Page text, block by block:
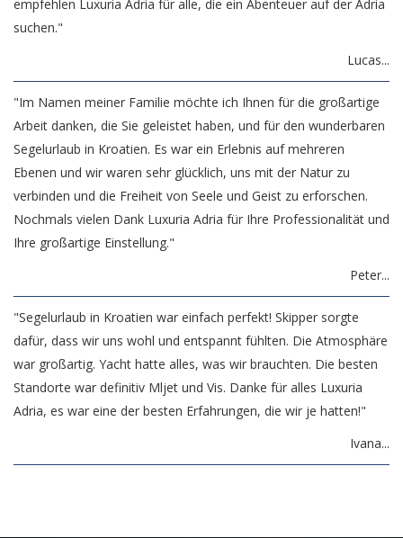
empfehlen Luxuria Adria für alle, die ein Abenteuer auf der Adria
suchen."
Lucas...
"Im Namen meiner Familie möchte ich Ihnen für die großartige
Arbeit danken, die Sie geleistet haben, und für den wunderbaren
Segelurlaub in Kroatien. Es war ein Erlebnis auf mehreren
Ebenen und wir waren sehr glücklich, uns mit der Natur zu
verbinden und die Freiheit von Seele und Geist zu erforschen.
Nochmals vielen Dank Luxuria Adria für Ihre Professionalität und
Ihre großartige Einstellung."
Peter...
"Segelurlaub in Kroatien war einfach perfekt! Skipper sorgte
dafür, dass wir uns wohl und entspannt fühlten. Die Atmosphäre
war großartig. Yacht hatte alles, was wir brauchten. Die besten
Standorte war definitiv Mljet und Vis. Danke für alles Luxuria
Adria, es war eine der besten Erfahrungen, die wir je hatten!"
Ivana...